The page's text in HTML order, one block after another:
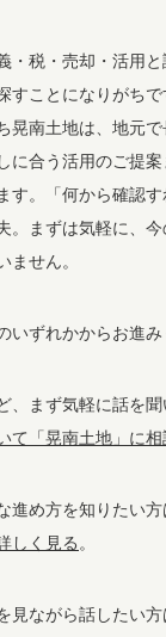
・税・売却・活用
すことになりがち
晃南土地は、地元
に合う活用のご提
す。「何から確認
。まずは気軽に、
ません。
いずれかからお進み
、まず気軽に話を聞
て「晃南土地」に相
進め方を知りたい方
しく見る 。
見ながら話したい方